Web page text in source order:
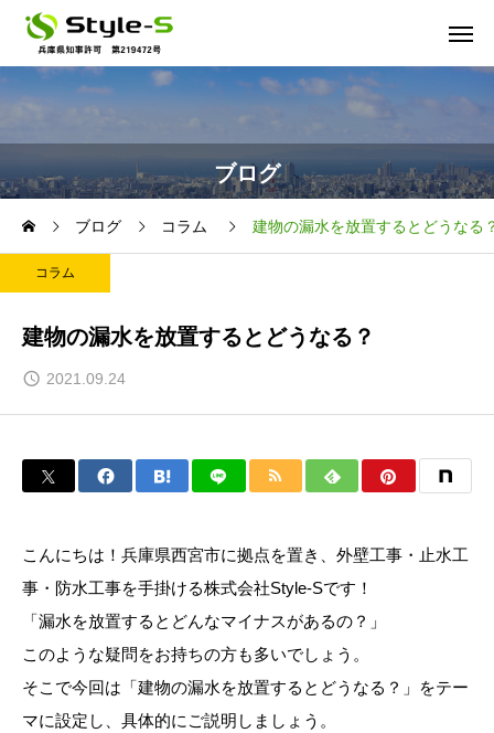
ブログ
ブログ コラム 建物の漏水を放置するとどうなる
コラム
建物の漏水を放置するとどうなる？
2021.09.24
こんにちは！兵庫県西宮市に拠点を置き、外壁工事・止水工
事・防水工事を手掛ける株式会社Style-Sです！
「漏水を放置するとどんなマイナスがあるの？」
このような疑問をお持ちの方も多いでしょう。
そこで今回は「建物の漏水を放置するとどうなる？」をテー
マに設定し、具体的にご説明しましょう。